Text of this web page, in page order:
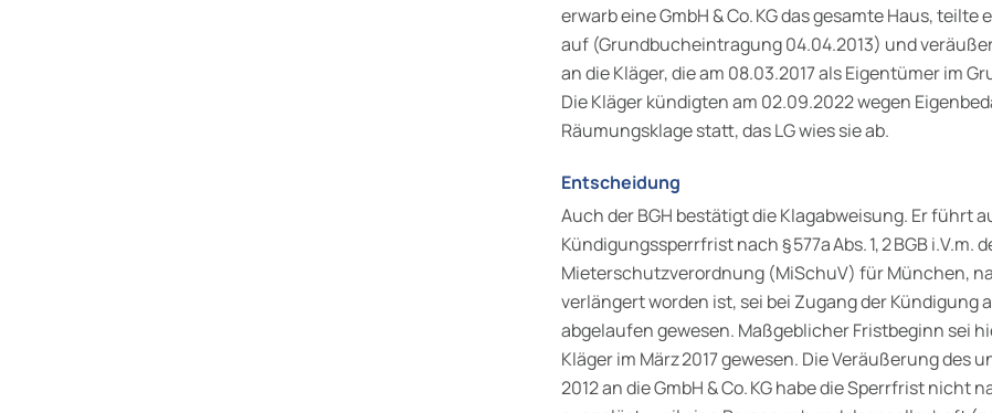
erwarb eine GmbH & Co. KG das gesamte Haus,
auf (Grundbucheintragung 04.04.2013) und
an die Kläger, die am 08.03.2017 als Eigentümer im
Die Kläger kündigten am 02.09.2022 wegen
Räumungsklage statt, das LG wies sie ab.
Entscheidung
Auch der BGH bestätigt die Klagabweisung. Er führt
Kündigungssperrfrist nach § 577a Abs. 1, 2 BGB i.V.m.
Mieterschutzverordnung (MiSchuV) für München,
verlängert worden ist, sei bei Zugang der Kündigung
abgelaufen gewesen. Maßgeblicher Fristbeginn sei
Kläger im März 2017 gewesen. Die Veräußerung des
2012 an die GmbH & Co. KG habe die Sperrfrist nicht